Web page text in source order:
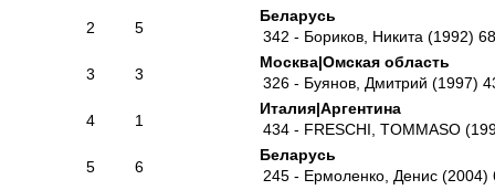
2 5
Беларусь
342 - Бориков, Никита (1992)
3 3
Москва|Омская область
326 - Буянов, Дмитрий (1997)
4 1
Италия|Аргентина
434 - FRESCHI, TOMMASO
5 6
Беларусь
245 - Ермоленко, Денис (2004)